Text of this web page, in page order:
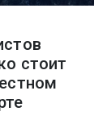
стоит